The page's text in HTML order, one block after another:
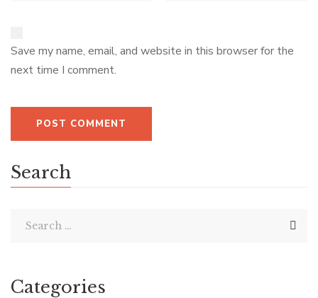
Save my name, email, and website in this browser for the
next time I comment.
Search
Categories